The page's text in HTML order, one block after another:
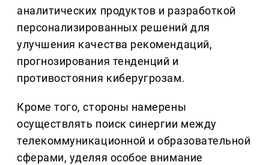
аналитических продуктов и разработкой
персонализированных решений для
улучшения качества рекомендаций,
прогнозирования тенденций и
противостояния киберугрозам.
Кроме того, стороны намерены
осуществлять поиск синергии между
телекоммуникационной и образовательной
сферами, уделяя особое внимание